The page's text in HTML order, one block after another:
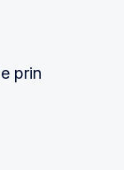
prin